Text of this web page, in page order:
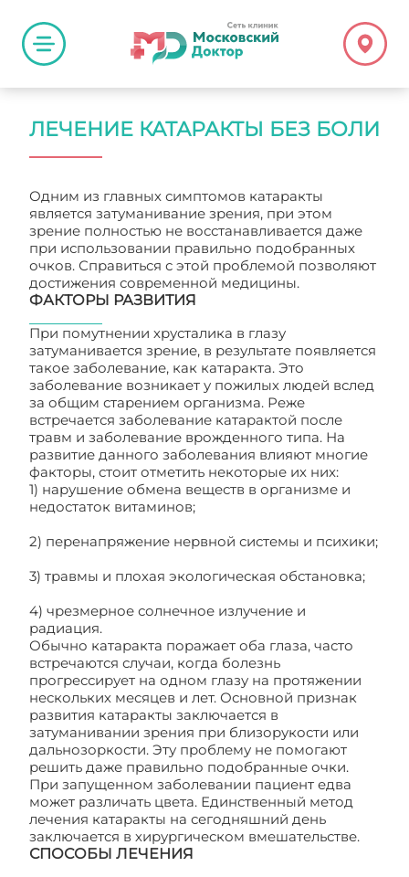
ЛЕЧЕНИЕ КАТАРАКТЫ БЕЗ БОЛИ
Одним из главных симптомов катаракты
является затуманивание зрения, при этом
зрение полностью не восстанавливается даже
при использовании правильно подобранных
очков. Справиться с этой проблемой позволяют
достижения современной медицины.
ФАКТОРЫ РАЗВИТИЯ
При помутнении хрусталика в глазу
затуманивается зрение, в результате появляется
такое заболевание, как катаракта. Это
заболевание возникает у пожилых людей вслед
за общим старением организма. Реже
встречается заболевание катарактой после
травм и заболевание врожденного типа. На
развитие данного заболевания влияют многие
факторы, стоит отметить некоторые их них:
1) нарушение обмена веществ в организме и
недостаток витаминов;
2) перенапряжение нервной системы и психики;
3) травмы и плохая экологическая обстановка;
4) чрезмерное солнечное излучение и
радиация.
Обычно катаракта поражает оба глаза, часто
встречаются случаи, когда болезнь
прогрессирует на одном глазу на протяжении
нескольких месяцев и лет. Основной признак
развития катаракты заключается в
затуманивании зрения при близорукости или
дальнозоркости. Эту проблему не помогают
решить даже правильно подобранные очки.
При запущенном заболевании пациент едва
может различать цвета. Единственный метод
лечения катаракты на сегодняшний день
заключается в хирургическом вмешательстве.
СПОСОБЫ ЛЕЧЕНИЯ